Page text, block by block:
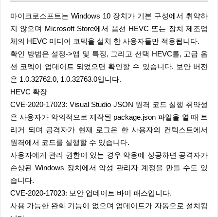
마이크로소프트는 Windows 10 장치가 기본 구성에서 취약하
지 않으며 Microsoft Store에서 옵션 HEVC 또는 장치 제조업
체의 HEVC 미디어 코덱을 설치 한 사용자들만 적용됩니다.
확인 방법은 설정->앱 및 특징, 그리고 선택 HEVC를, 고급 옵
션 코덱이 업데이트 되었으면 확인할 수 있습니다. 보안 버전
은 1.0.32762.0, 1.0.32763.0입니다.
HEVC 확장
CVE-2020-17023: Visual Studio JSON 원격 코드 실행 취약성
은 사용자가 악의적으로 제작된 package.json 파일을 열 때 트
리거 되며 공격자가 현재 로그온 한 사용자의 컨텍스트에서
원격에서 코드를 실행할 수 있습니다.
사용자에게 관리 권한이 있는 경우 악용에 성공하면 공격자가
손상된 Windows 장치에서 악성 관리자 계정을 만들 수도 있
습니다.
CVE-2020-17023: 보안 업데이트 바이 패스입니다.
사용 가능한 완화 기능이 없으며 업데이트가 자동으로 설치됩